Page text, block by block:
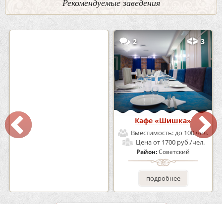
Рекомендуемые заведения
Кафе-Бар Бермуды
Вместимость:
2 3
Кафе «Шишка»
Вместимость:до 100 чел.
Ценаот 1700 руб./чел.
Район:Советский
подробнее